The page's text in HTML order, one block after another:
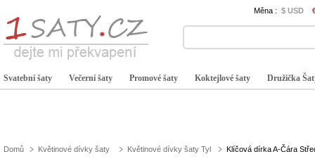
Měna : $ USD
Svatební šaty Večerní šaty Promové šaty Koktejlové šaty Družička
Domů Květinové dívky šaty Květinové dívky šaty Tyl Klíčová dírka A-Čára